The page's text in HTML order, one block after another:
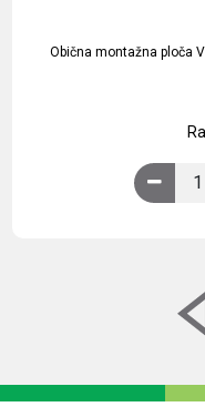
Obična montažna ploča